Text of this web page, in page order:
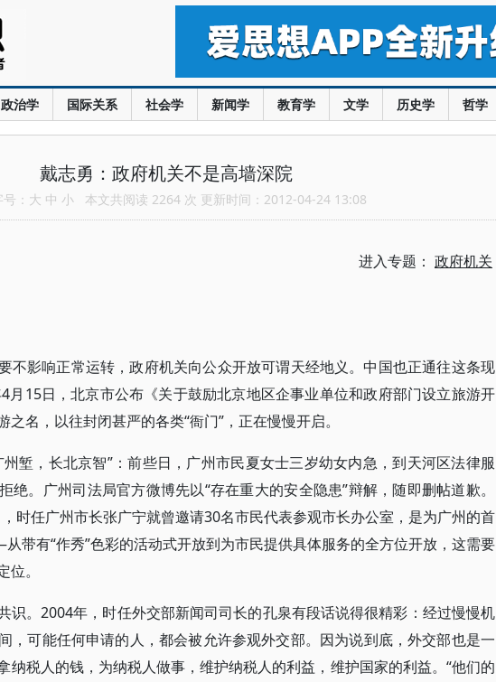
政治学 国际关系 社会学 新闻学 教育学 文学 历史学 哲学
戴志勇：政府机关不是高墙深院
： 大 中 小 本文共阅读 2264 次 更新时间：2012-04-24 13:08
进入专题： 政府机关
不影响正常运转，政府机关向公众开放可谓天经地义。中国也正通往这条现
月15日，北京市公布《关于鼓励北京地区企事业单位和政府部门设立旅游开
名，以往封闭甚严的各类“衙门”，正在慢慢开启。
堑，长北京智”：前些日，广州市民夏女士三岁幼女内急，到天河区法律服
绝。广州司法局官方微博先以“存在重大的安全隐患”辩解，随即删帖道歉。
时任广州市长张广宁就曾邀请30名市民代表参观市长办公室，是为广州的首
带有“作秀”色彩的活动式开放到为市民提供具体服务的全方位开放，这需要
。
识。2004年，时任外交部新闻司司长的孔泉有段话说得很精彩：经过慢慢机
，可能任何申请的人，都会被允许参观外交部。因为说到底，外交部也是一
纳税人的钱，为纳税人做事，维护纳税人的利益，维护国家的利益。“他们的